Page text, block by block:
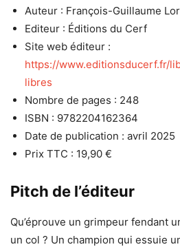
Auteur : François-Guillaume
Editeur : Éditions du Cerf
Site web éditeur :
https://www.editionsducerf.fr/
libres
Nombre de pages : 248
ISBN : 9782204162364
Date de publication : avril 2025
Prix TTC : 19,90 €
Pitch de l’éditeur
Qu’éprouve un grimpeur fendant
un col ? Un champion qui essuie